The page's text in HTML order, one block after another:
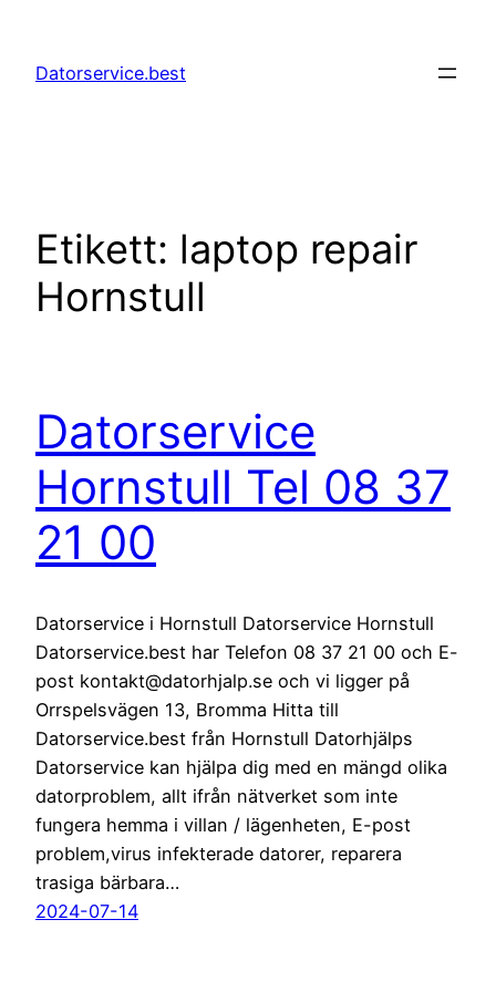
innehåll
Datorservice.best
Etikett: laptop repair
Hornstull
Datorservice
Hornstull Tel 08 37
21 00
Datorservice i Hornstull Datorservice Hornstull
Datorservice.best har Telefon 08 37 21 00 och E-
post kontakt@datorhjalp.se och vi ligger på
Orrspelsvägen 13, Bromma Hitta till
Datorservice.best från Hornstull Datorhjälps
Datorservice kan hjälpa dig med en mängd olika
datorproblem, allt ifrån nätverket som inte
fungera hemma i villan / lägenheten, E-post
problem,virus infekterade datorer, reparera
trasiga bärbara…
2024-07-14